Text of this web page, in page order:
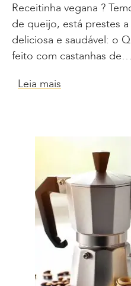
Receitinha vegana ?
de queijo, está prestes
deliciosa e saudável: o
feito com castanhas de…
Leia mais